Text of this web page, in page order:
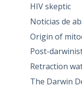
HIV skeptic
Noticias de
Origin of
Post-
Retraction
The Darwin